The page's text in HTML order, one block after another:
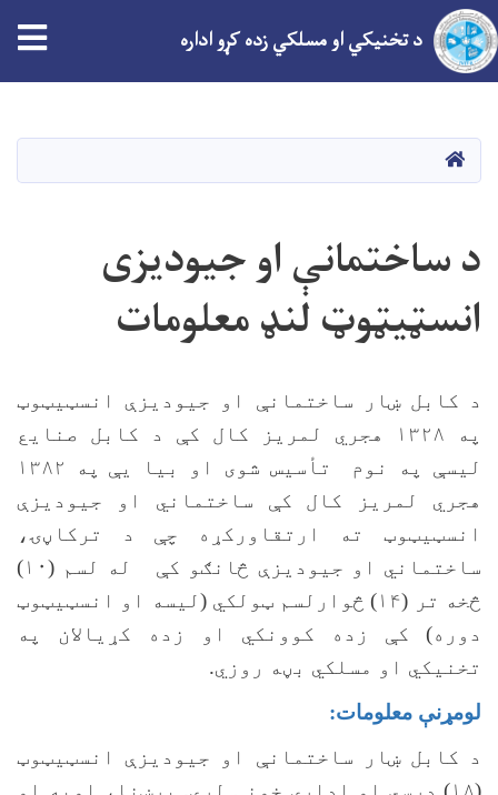
د تخنیکي او مسلکي زده کړو اداره
کور
د ساختمانې او جیودیزی
انسټيټوټ لنډ معلومات
د کابل ښار ساختمانې او جیودیزې انسټيټوټ
په ۱۳۲۸ هجري لمريز کال کې د کابل صنایع
لیسې په نوم تأسیس شوی او بیا یې
په ۱۳۸۲
هجري لمریز کال کې ساختماني او جیودیزې
انسټيټوټ ته ارتقاورکړه چې د ترکاڼۍ،
ساختماني او جیودیزې څانګو کې له لسم (۱۰)
څخه تر (۱۴) څوارلسم ټولکي (لیسه او انسټیټوټ
دوره) کې زده کوونکي او زده کړیالان په
تخنیکي او مسلکي بڼه روزي.
لومړنې معلومات:
د کابل ښار ساختمانې او جیودیزې انسټيټوټ